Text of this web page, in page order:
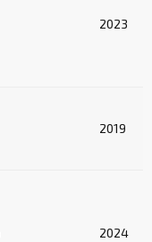
2023
2019
2024